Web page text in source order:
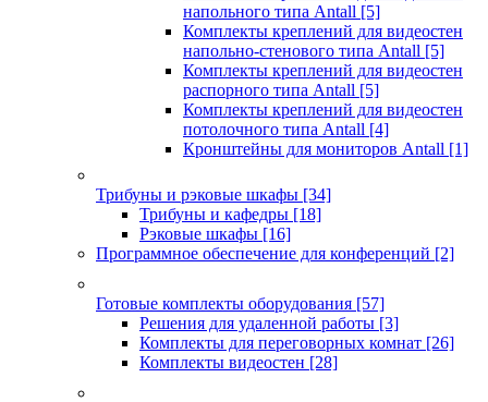
напольного типа Antall [5]
Комплекты креплений для видеостен
напольно-стенового типа Antall [5]
Комплекты креплений для видеостен
распорного типа Antall [5]
Комплекты креплений для видеостен
потолочного типа Antall [4]
Кронштейны для мониторов Antall [1]
Трибуны и рэковые шкафы [34]
Трибуны и кафедры [18]
Рэковые шкафы [16]
Программное обеспечение для конференций [2]
Готовые комплекты оборудования [57]
Решения для удаленной работы [3]
Комплекты для переговорных комнат [26]
Комплекты видеостен [28]